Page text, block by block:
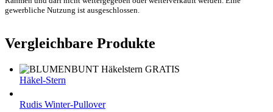
gewerbliche Nutzung ist ausgeschlossen.
Vergleichbare Produkte
Häkel-Stern
Rudis Winter-Pullover